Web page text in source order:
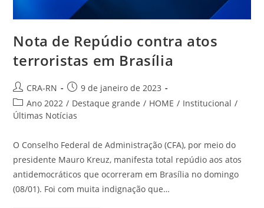
Nota de Repúdio contra atos
terroristas em Brasília
Autor
do
post:
CRA-RN
Post
publicado:
9 de janeiro de 2023
Categoria
do
Ano 2022 / Destaque grande / HOME / Institucional /
Últimas Notícias
O Conselho Federal de Administração (CFA), por meio do
presidente Mauro Kreuz, manifesta total repúdio aos atos
antidemocráticos que ocorreram em Brasília no domingo
(08/01). Foi com muita indignação que…